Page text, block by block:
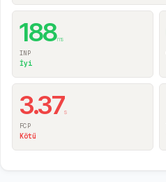
188ms
INP
İyi
3.37s
FCP
Kötü